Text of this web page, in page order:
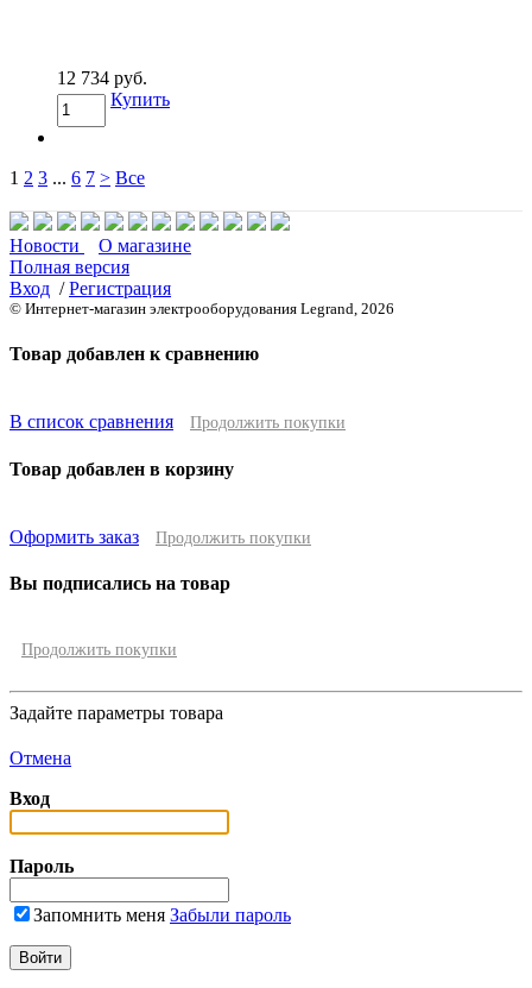
12 734 руб.
Купить
1 2 3 ... 6 7 > Все
Новости
О магазине
Полная версия
Вход /Регистрация
© Интернет-магазин электрооборудования Legrand, 2026
Товар добавлен к сравнению
В список сравнения Продолжить покупки
Товар добавлен в корзину
Оформить заказ Продолжить покупки
Вы подписались на товар
Продолжить покупки
Задайте параметры товара
Отмена
Вход
Пароль
Запомнить меня Забыли пароль